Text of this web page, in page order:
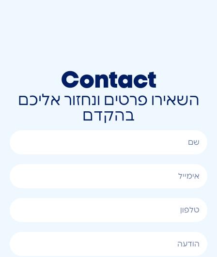
Contact
השאירו פרטים ונחזור אליכם
בהקדם